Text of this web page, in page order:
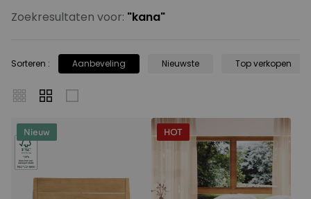
Zoekresultaten voor: "kana"
Sorteren : Aanbeveling Nieuwste Top verkopen
Nieuw HOT